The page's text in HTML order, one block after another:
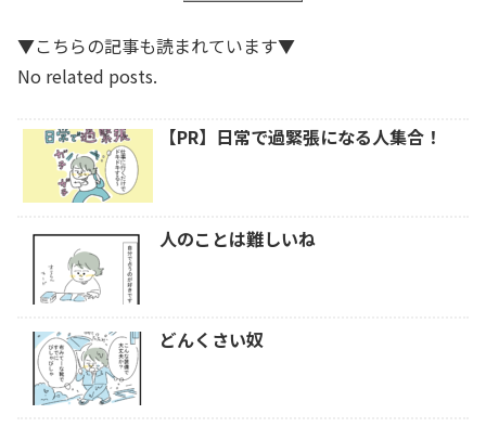
▼こちらの記事も読まれています▼
No related posts.
【PR】日常で過緊張になる人集合！
人のことは難しいね
どんくさい奴